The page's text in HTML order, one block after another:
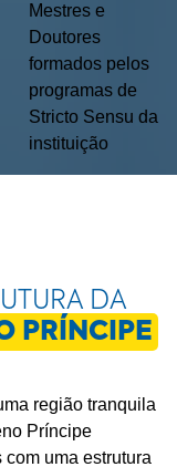
Mestres e
Doutores
formados pelos
programas de
Stricto Sensu da
instituição
DA
PRÍNCIPE
região tranquila
Príncipe
uma estrutura